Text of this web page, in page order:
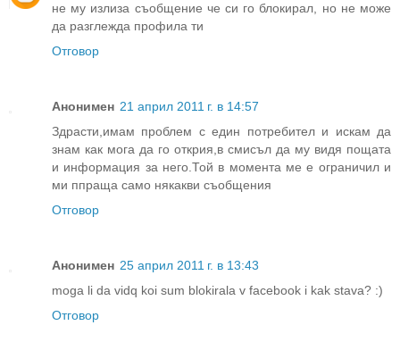
не му излиза съобщение че си го блокирал, но не може
да разглежда профила ти
Отговор
Анонимен 21 април 2011 г. в 14:57
Здрасти,имам проблем с един потребител и искам да
знам как мога да го открия,в смисъл да му видя пощата
и информация за него.Той в момента ме е ограничил и
ми ппраща само някакви съобщения
Отговор
Анонимен 25 април 2011 г. в 13:43
moga li da vidq koi sum blokirala v facebook i kak stava? :)
Отговор